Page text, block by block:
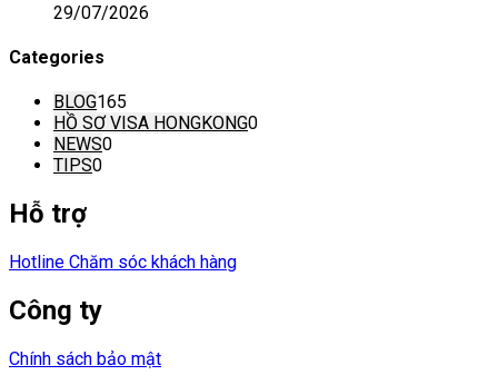
29/07/2026
Categories
BLOG165
HỒ SƠ VISA HONGKONG0
NEWS0
TIPS0
Hỗ trợ
Hotline Chăm sóc khách hàng
Công ty
Chính sách bảo mật